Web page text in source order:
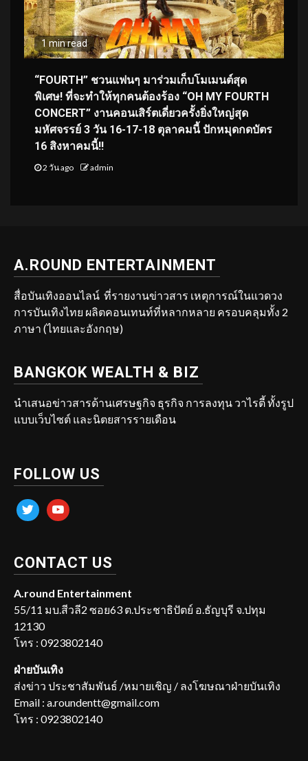
1 min read
“FOURTH” ชวนแฟนๆ มาร่วมเก็บโมเมนต์สุด
พิเศษ! ที่จะทำให้ทุกคนต้องร้อง “OH MY FOURTH
CONCERT” งานคอนเสิร์ตเดี่ยวครั้งยิ่งใหญ่สุด
มหัศจรรย์ 3 วัน 16-17-18 ตุลาคมนี้ ปักหมุดกดบัตร
16 สิงหาคมนี้!!
2 วัน ago admin
A.ROUND ENTERTAINMENT
สื่อบันเทิงออนไลน์ ที่รายงานข่าวสาร เหตุการณ์ในแวดวง
การบันเทิงไทย ผลิตคอนเทนท์ที่หลากหลาย ครอบคลุมทั้ง 2
ภาษา (ไทยและอังกฤษ)
BANGKOK WEALTH & BIZ
นำเสนอข่าวสารด้านเศรษฐกิจ ธุรกิจ การลงทุน วาไรตี้ ทั้งรูป
แบบเว็บไซต์ และนิตยสารรายเดือน
FOLLOW US
twitter youtube
CONTACT US
A.round Entertainment
55/11 มบ.สีวลี2 ซอย63 ต.ประชาธิปัตย์ อ.ธัญบุรี จ.ปทุม
12130
โทร : 0923802140
ฝ่ายบันเทิง
ส่งข่าว ประชาสัมพันธ์ /หมายเชิญ / ลงโฆษณาฝ่ายบันเทิง
Email : a.roundentt@gmail.com
โทร : 0923802140